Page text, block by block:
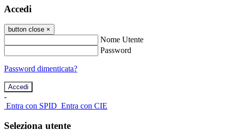
Accedi
button close ×
Nome Utente
Password
Password dimenticata?
-
Entra con SPID Entra con CIE
Seleziona utente